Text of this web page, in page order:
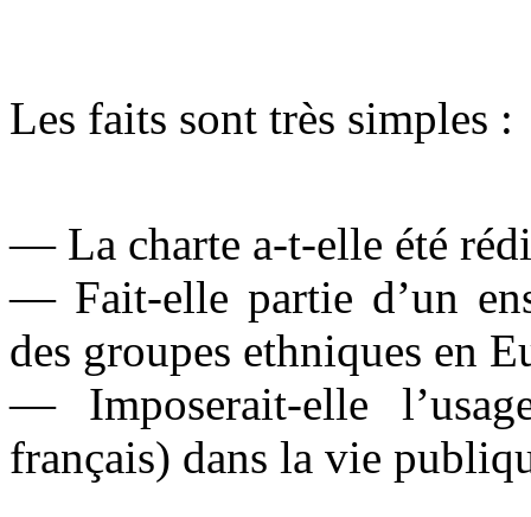
Les faits sont très simples :
— La charte a-t-elle été
— Fait-elle partie d’un
des groupes ethniques en
— Imposerait-elle
français) dans la vie